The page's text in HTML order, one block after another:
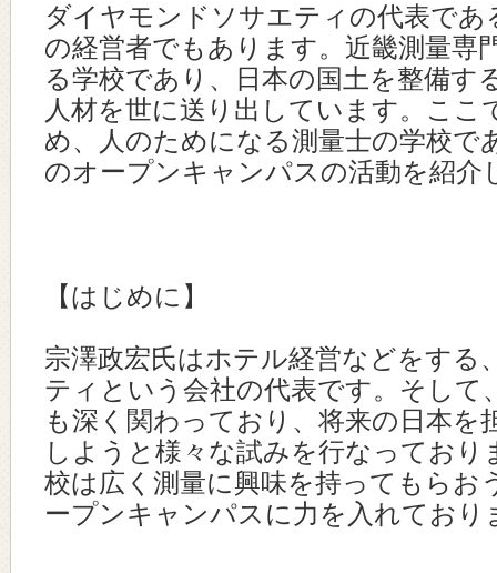
ダイヤモンドソサエティの代表であ
の経営者でもあります。近畿測量専
る学校であり、日本の国土を整備す
人材を世に送り出しています。ここ
め、人のためになる測量士の学校で
のオープンキャンパスの活動を紹介
【はじめに】
宗澤政宏氏はホテル経営などをする
ティという会社の代表です。そして
も深く関わっており、将来の日本を
しようと様々な試みを行なっており
校は広く測量に興味を持ってもらお
ープンキャンパスに力を入れており